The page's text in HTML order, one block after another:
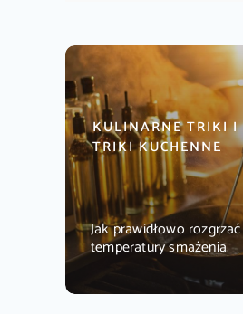
KULINARNE TRIKI I
TRIKI KUCHENNE
Jak prawidłowo
temperatury smażenia